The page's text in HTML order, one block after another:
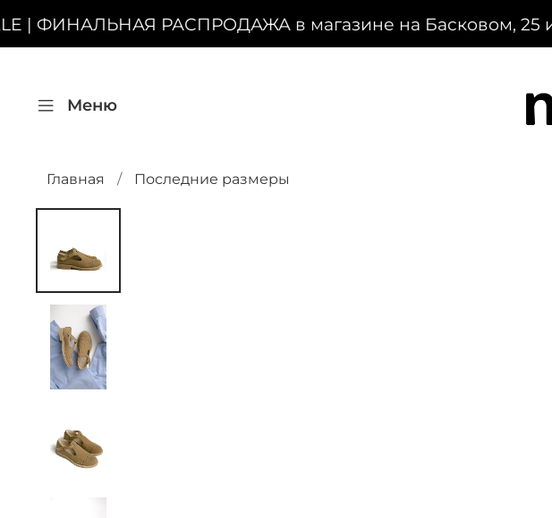
| ФИНАЛЬНАЯ РАСПРОДАЖА в магазине на Басковом, 25 и
Меню
Главная Последние размеры